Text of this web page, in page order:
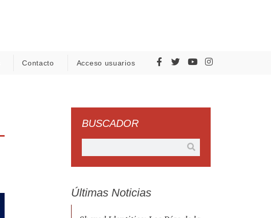
Contacto Acceso usuarios
BUSCADOR
Últimas Noticias